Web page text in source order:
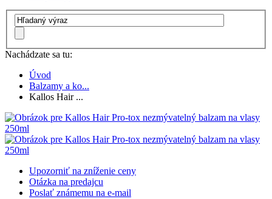
Nachádzate sa tu:
Úvod
Balzamy a ko...
Kallos Hair ...
Upozorniť na zníženie ceny
Otázka na predajcu
Poslať známemu na e-mail